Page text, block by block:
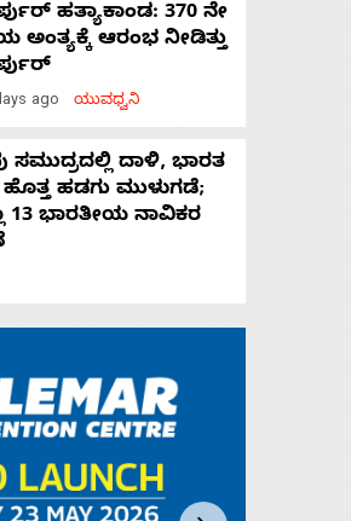
ಹತ್ಯಾಕಾಂಡ: 370 ನೇ
ಅಂತ್ಯಕ್ಕೆ ಆರಂಭ ನೀಡಿತ್ತು
ago ಯುವಧ್ವನಿ
ಸಮುದ್ರದಲ್ಲಿ ದಾಳಿ, ಭಾರತ
ಹೊತ್ತ ಹಡಗು ಮುಳುಗಡೆ;
13 ಭಾರತೀಯ ನಾವಿಕರ